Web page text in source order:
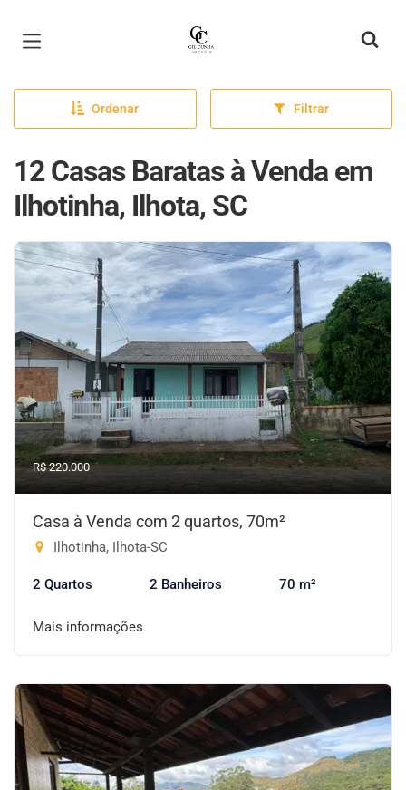
Página inicial
Ordenar Filtrar
12 Casas Baratas à Venda em
Ilhotinha, Ilhota, SC
R$ 220.000
Casa à Venda com 2 quartos, 70m²
Ilhotinha, Ilhota-SC
2 Quartos 2 Banheiros 70 m²
Mais informações